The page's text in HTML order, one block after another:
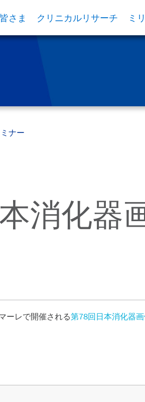
さま クリニカルリサーチ ミ
ナー
消化器
ーレで開催される第78回日本消化器